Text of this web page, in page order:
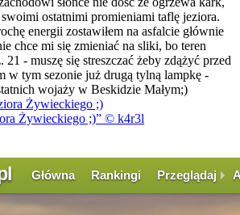
ostatnimi promieniami taflę jeziora.
energii zostawiłem na asfalcie głównie
chce mi się zmieniać na sliki, bo teren
- muszę się streszczać żeby zdążyć przed
w tym sezonie już drugą tylną lampkę -
wojaży w Beskidzie Małym;)
Żywieckiego ;) © k4r3l